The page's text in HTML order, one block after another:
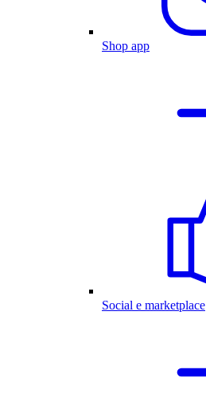
Shop app
Social e marketplace